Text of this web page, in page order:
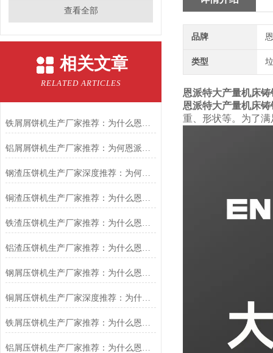
查看全部
相关文章
RELATED ARTICLES
铁屑屑饼机生产厂家推荐：为什么恩派特是您的优选伙伴
铝屑屑饼机生产厂家推荐：为何恩派特成为金属回收行业的“隐形优选”？
钢渣压饼机生产厂家深度推荐：为何恩派特成为高净值产线的优选
铜渣压饼机生产厂家推荐：为什么恩派特成为众多企业的信赖？
铁渣压饼机生产厂家推荐：为什么恩派特成为众多企业的优选？
铝渣压饼机生产厂家推荐：为什么恩派特是值得信赖的选择？
钢屑压饼机生产厂家推荐：为什么恩派特是您值得信赖的选择？
铜屑压饼机生产厂家深度推荐：为什么恩派特成为市场的“压饼专家”？
铁屑压饼机生产厂家推荐：为什么恩派特成为工业固废处理的优选品牌？
铝屑压饼机生产厂家推荐：为什么恩派特成为众多企业的优选？
品牌
类型
恩派特大产量机床
恩派特大产量机床
重、形状等。为了